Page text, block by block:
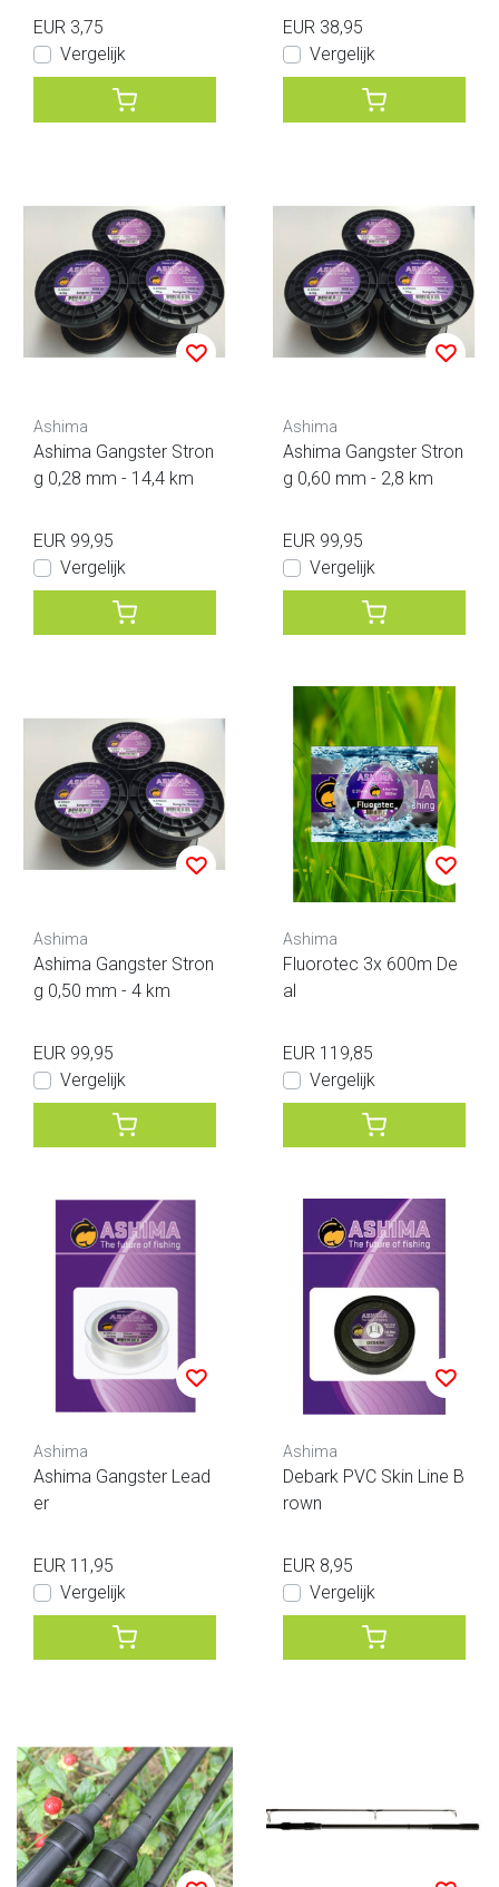
EUR 3,75
Vergelijk
EUR 38,95
Vergelijk
Ashima
Ashima Gangster Stron
g 0,28 mm - 14,4 km
EUR 99,95
Vergelijk
Ashima
Ashima Gangster Stron
g 0,60 mm - 2,8 km
EUR 99,95
Vergelijk
Ashima
Ashima Gangster Stron
g 0,50 mm - 4 km
EUR 99,95
Vergelijk
Ashima
Fluorotec 3x 600m De
al
EUR 119,85
Vergelijk
Ashima
Ashima Gangster Lead
er
EUR 11,95
Vergelijk
Ashima
Debark PVC Skin Line B
rown
EUR 8,95
Vergelijk